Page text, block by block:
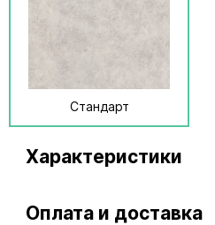
Стандарт
Характеристики
Оплата и доставка